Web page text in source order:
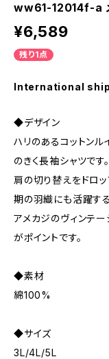
ww61-12014f-a
¥6,589
残り1点
International
◆デザイン
ハリのあるコットン
のきく長袖シャツです。
肩の切り替えをドロッ
期の羽織にも活躍する
アメカジのヴィンテ
がポイントです。
◆素材
綿100%
◆サイズ
3L/4L/5L